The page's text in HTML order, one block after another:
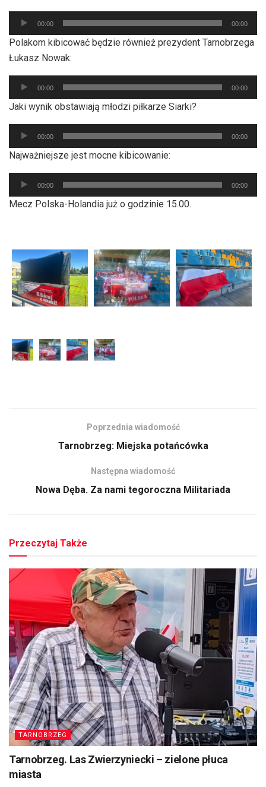
Odtwarzacz
plików
dźwiękowych
00:00 00:00
Polakom kibicować będzie również prezydent Tarnobrzega
Łukasz Nowak:
Odtwarzacz
plików
dźwiękowych
00:00 00:00
Jaki wynik obstawiają młodzi piłkarze Siarki?
Odtwarzacz
plików
dźwiękowych
00:00 00:00
Najważniejsze jest mocne kibicowanie:
Odtwarzacz
plików
dźwiękowych
00:00 00:00
Mecz Polska-Holandia już o godzinie 15.00.
Poprzednia wiadomość
Tarnobrzeg: Miejska potańcówka
Następna wiadomość
Nowa Dęba. Za nami tegoroczna Militariada
Przeczytaj Także
TARNOBRZEG
Tarnobrzeg. Las Zwierzyniecki – zielone płuca
miasta